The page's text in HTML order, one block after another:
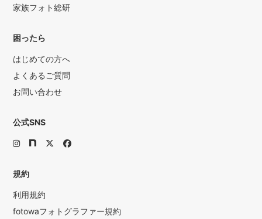
家族フォト総研
困ったら
はじめての方へ
よくあるご質問
お問い合わせ
公式SNS
規約
利用規約
fotowaフォトグラファー規約